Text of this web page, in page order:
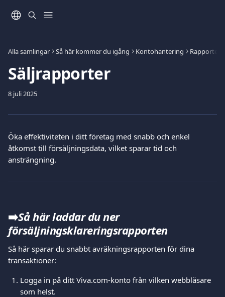
Alla samlingar Så här kommer du igång Kontohantering Rapporter
Säljrapporter
8 juli 2025
Öka effektiviteten i ditt företag med snabb och enkel
åtkomst till försäljningsdata, vilket sparar tid och
ansträngning.
➡️Så här laddar du ner
försäljningsklareringsrapporten
Så här sparar du snabbt avräkningsrapporten för dina
transaktioner:
Logga in på ditt Viva.com-konto från vilken webbläsare
som helst.